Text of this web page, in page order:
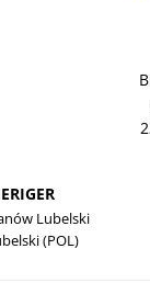
Lubelski
(POL)